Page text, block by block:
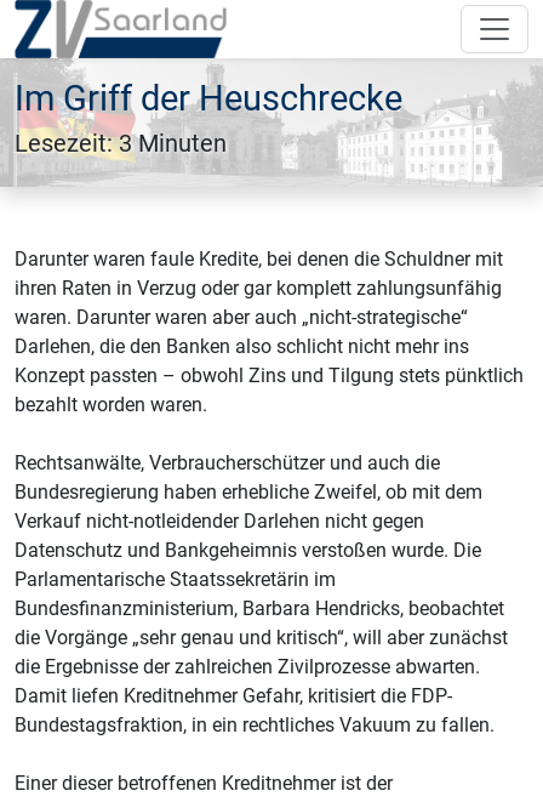
Im Griff der Heuschrecke
Lesezeit: 3 Minuten
Darunter waren faule Kredite, bei denen die Schuldner mit
ihren Raten in Verzug oder gar komplett zahlungsunfähig
waren. Darunter waren aber auch „nicht-strategische“
Darlehen, die den Banken also schlicht nicht mehr ins
Konzept passten – obwohl Zins und Tilgung stets pünktlich
bezahlt worden waren.
Rechtsanwälte, Verbraucherschützer und auch die
Bundesregierung haben erhebliche Zweifel, ob mit dem
Verkauf nicht-notleidender Darlehen nicht gegen
Datenschutz und Bankgeheimnis verstoßen wurde. Die
Parlamentarische Staatssekretärin im
Bundesfinanzministerium, Barbara Hendricks, beobachtet
die Vorgänge „sehr genau und kritisch“, will aber zunächst
die Ergebnisse der zahlreichen Zivilprozesse abwarten.
Damit liefen Kreditnehmer Gefahr, kritisiert die FDP-
Bundestagsfraktion, in ein rechtliches Vakuum zu fallen.
Einer dieser betroffenen Kreditnehmer ist der